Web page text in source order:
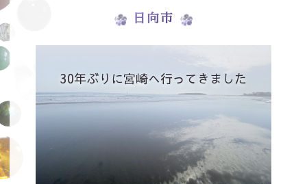
日向市
30年ぶりに宮崎へ行ってきました